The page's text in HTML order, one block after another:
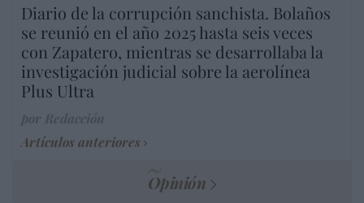
Diario de la corrupción sanchista. Bolaños
se reunió en el año 2025 hasta seis veces
con Zapatero, mientras se desarrollaba la
investigación judicial sobre la aerolínea
Plus Ultra
Artículos anteriores
Opinión